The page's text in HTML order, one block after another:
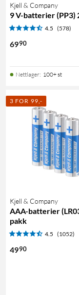
Kjell & Company
9 V-batterier (PP3)
4.5 (578)
6990
Nettlager: 100+ st
3 FOR 99,-
Kjell & Company
AAA-batterier
pakk
4.5 (1052)
4990